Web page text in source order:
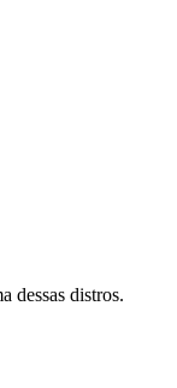
dessas distros.